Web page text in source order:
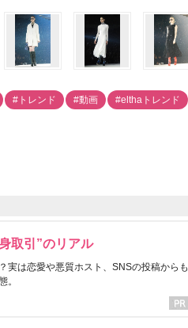
#トレンド #動画 #elthaトレンド
取引”のリアル
実は恋愛や悪質ホスト、SNSの投稿からも
。